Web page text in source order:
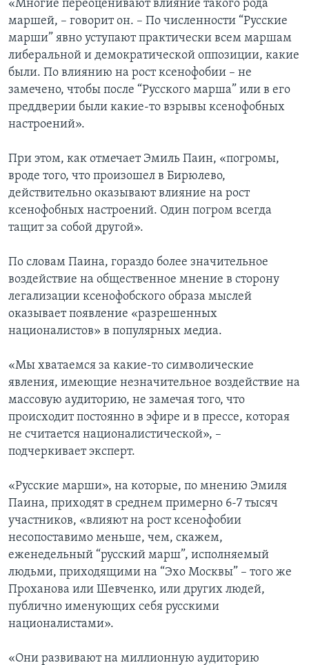
«Многие переоценивают влияние такого рода
маршей, – говорит он. – По численности “Русские
марши” явно уступают практически всем маршам
либеральной и демократической оппозиции, какие
были. По влиянию на рост ксенофобии – не
замечено, чтобы после “Русского марша” или в его
преддверии были какие-то взрывы ксенофобных
настроений».
При этом, как отмечает Эмиль Паин, «погромы,
вроде того, что произошел в Бирюлево,
действительно оказывают влияние на рост
ксенофобных настроений. Один погром всегда
тащит за собой другой».
По словам Паина, гораздо более значительное
воздействие на общественное мнение в сторону
легализации ксенофобского образа мыслей
оказывает появление «разрешенных
националистов» в популярных медиа.
«Мы хватаемся за какие-то символические
явления, имеющие незначительное воздействие на
массовую аудиторию, не замечая того, что
происходит постоянно в эфире и в прессе, которая
не считается националистической», –
подчеркивает эксперт.
«Русские марши», на которые, по мнению Эмиля
Паина, приходят в среднем примерно 6-7 тысяч
участников, «влияют на рост ксенофобии
несопоставимо меньше, чем, скажем,
еженедельный “русский марш”, исполняемый
людьми, приходящими на “Эхо Москвы” – того же
Проханова или Шевченко, или других людей,
публично именующих себя русскими
националистами».
«Они развивают на миллионную аудиторию